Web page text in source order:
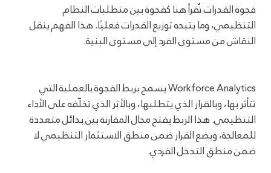
فجوة القدرات تُقرأ هنا كفجوة بين متطلبات النظام
التنظيمي، وما يتيحه توزيع القدرات فعليًا. هذا الفهم ينقل
النقاش من مستوى الفرد إلى مستوى البنية.
Workforce Analytics يسمح بربط الفجوة بالعملية التي
تتأثر بها، وبالقرار الذي يتطلبها، وبالأثر الذي تخلّفه على الأداء
التنظيمي. هذا الربط يفتح مجال المقارنة بين بدائل متعددة
للمعالجة، ويضع القرار ضمن منطق الاستثمار التنظيمي لا
ضمن منطق التدخل الفردي.